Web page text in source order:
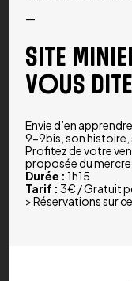
—
SITE
VOUS
Envie d’en
9-9bis, son histoire,
Profitez de votre
proposée du
Durée : 1h15
Tarif : 3€ / Gratuit
>Réservations sur